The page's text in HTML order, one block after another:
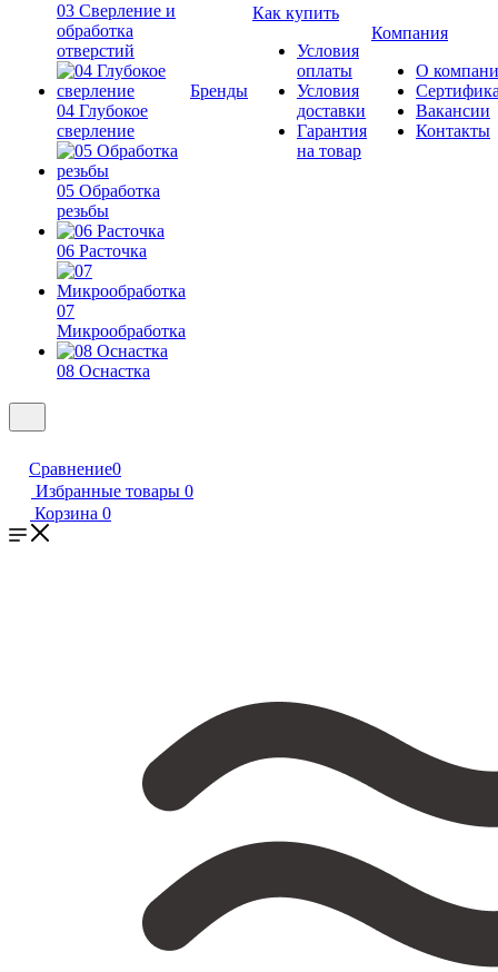
03 Сверление и
обработка
отверстий
04 Глубокое
сверление
05 Обработка
резьбы
06 Расточка
07
Микрообработка
08 Оснастка
Бренды
Как купить
Условия
оплаты
Условия
доставки
Гарантия
на товар
Компания
О
Вакансии
Контакты
Сравнение0
Избранные товары 0
Корзина 0